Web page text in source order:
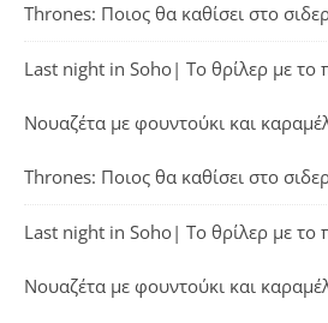
Thrones: Ποιος θα καθίσει στο
Last night in Soho| Το θρίλερ με το
Νουαζέτα με φουντούκι και
Thrones: Ποιος θα καθίσει στο
Last night in Soho| Το θρίλερ με το
Νουαζέτα με φουντούκι και